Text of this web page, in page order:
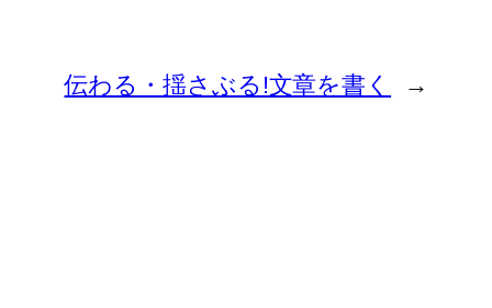
伝わる・揺さぶる!文章を書く →